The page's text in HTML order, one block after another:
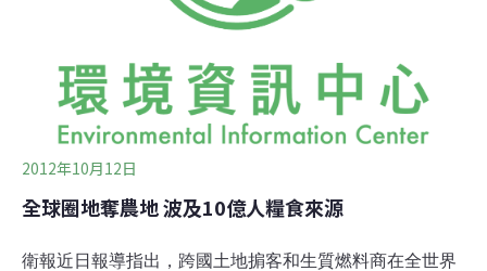
2012年10月12日
全球圈地奪農地 波及10億人糧食來源
衛報近日報導指出，跨國土地掮客和生質燃料商在全世界